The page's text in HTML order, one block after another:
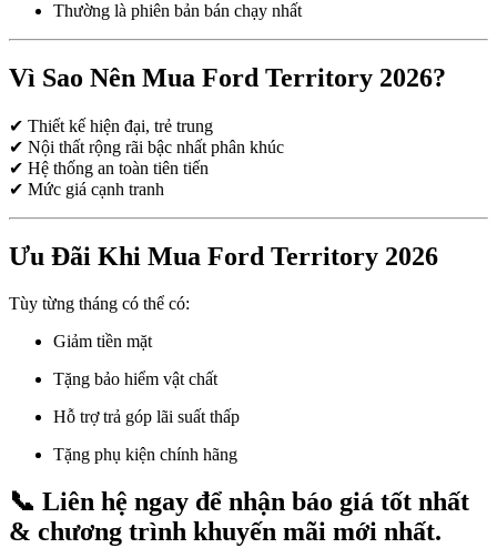
Thường là phiên bản bán chạy nhất
Vì Sao Nên Mua Ford Territory 2026?
✔ Thiết kế hiện đại, trẻ trung
✔ Nội thất rộng rãi bậc nhất phân khúc
✔ Hệ thống an toàn tiên tiến
✔ Mức giá cạnh tranh
Ưu Đãi Khi Mua Ford Territory 2026
Tùy từng tháng có thể có:
Giảm tiền mặt
Tặng bảo hiểm vật chất
Hỗ trợ trả góp lãi suất thấp
Tặng phụ kiện chính hãng
📞 Liên hệ ngay để nhận báo giá tốt nhất
& chương trình khuyến mãi mới nhất.